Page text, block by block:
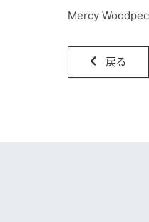
Mercy
戻る